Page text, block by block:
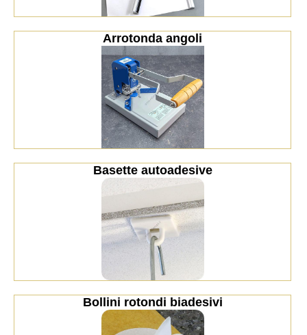
Arrotonda angoli
Basette autoadesive
Bollini rotondi biadesivi